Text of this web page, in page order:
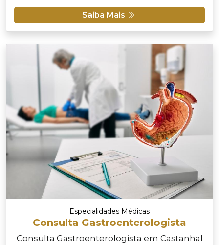
Saiba Mais
Especialidades Médicas
Consulta Gastroenterologista
Consulta Gastroenterologista em Castanhal